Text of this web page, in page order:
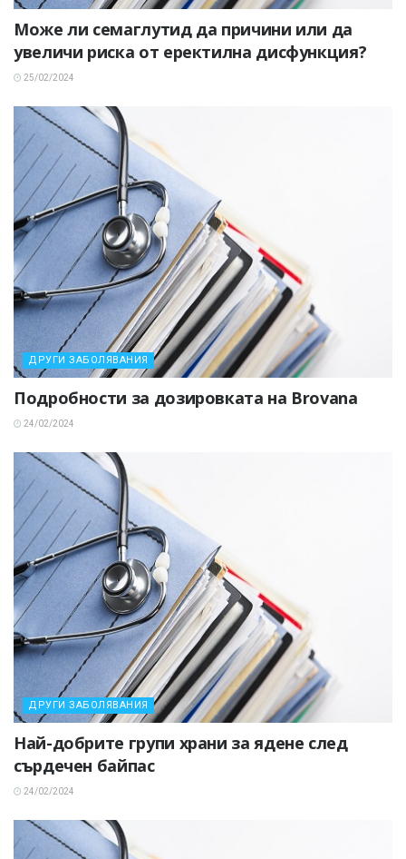
Може ли семаглутид да причини или да
увеличи риска от еректилна дисфункция?
25/02/2024
ДРУГИ ЗАБОЛЯВАНИЯ
Подробности за дозировката на Brovana
24/02/2024
ДРУГИ ЗАБОЛЯВАНИЯ
Най-добрите групи храни за ядене след
сърдечен байпас
24/02/2024